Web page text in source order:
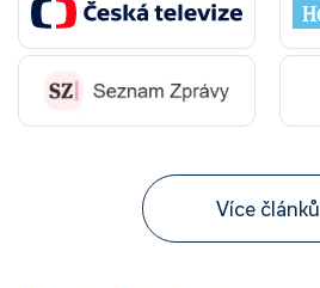
Více článků